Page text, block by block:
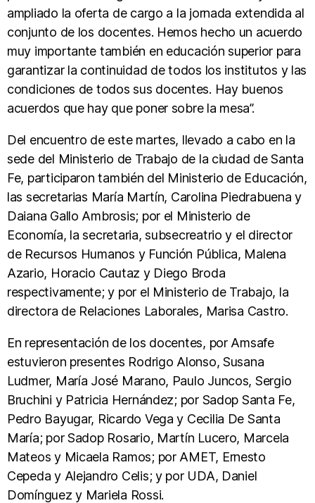
ampliado la oferta de cargo a la jornada extendida al
conjunto de los docentes. Hemos hecho un acuerdo
muy importante también en educación superior para
garantizar la continuidad de todos los institutos y las
condiciones de todos sus docentes. Hay buenos
acuerdos que hay que poner sobre la mesa”.
Del encuentro de este martes, llevado a cabo en la
sede del Ministerio de Trabajo de la ciudad de Santa
Fe, participaron también del Ministerio de Educación,
las secretarias María Martín, Carolina Piedrabuena y
Daiana Gallo Ambrosis; por el Ministerio de
Economía, la secretaria, subsecreatrio y el director
de Recursos Humanos y Función Pública, Malena
Azario, Horacio Cautaz y Diego Broda
respectivamente; y por el Ministerio de Trabajo, la
directora de Relaciones Laborales, Marisa Castro.
En representación de los docentes, por Amsafe
estuvieron presentes Rodrigo Alonso, Susana
Ludmer, María José Marano, Paulo Juncos, Sergio
Bruchini y Patricia Hernández; por Sadop Santa Fe,
Pedro Bayugar, Ricardo Vega y Cecilia De Santa
María; por Sadop Rosario, Martín Lucero, Marcela
Mateos y Micaela Ramos; por AMET, Ernesto
Cepeda y Alejandro Celis; y por UDA, Daniel
Domínguez y Mariela Rossi.